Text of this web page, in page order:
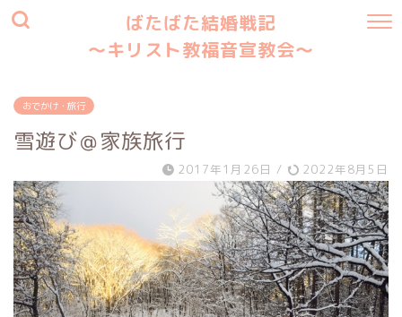
ばたばた結婚戦記
〜キリスト教福音宣教会〜
おでかけ・旅行
雪遊び＠家族旅行
2017年1月26日 / 2022年8月5日